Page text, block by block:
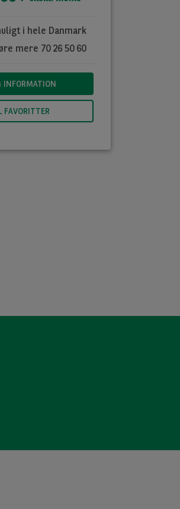
i hele Danmark
mere 70 26 50 60
INFORMATION
FAVORITTER